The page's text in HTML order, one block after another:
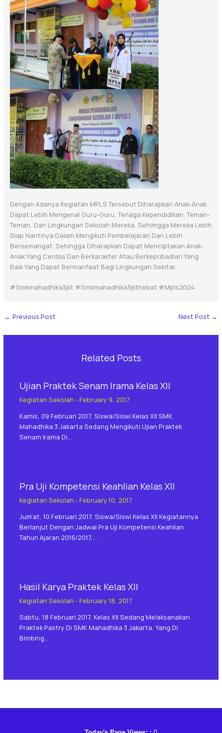
Dengan Adanya Kegiatan MPLS Tersebut Diharapkan Anak-Anak
Dapat Lebih Mengenal Guru-Guru, Tenaga Kependidikan, Teman-
Teman, Dan Lingkungan Sekolah Mereka, Sehimgga Mereka Lebih
Siap Nantinya Dalam Mengikuti Pembelajaran Dan Lebih
Bersemangat. Sehingga Diharapkan Dapat Menciptakan Anak-
Anak Yang Cerdas Dan Berkarakter Atau Berkepribadian Yang
Baik Yang Dapat Bermanfaat Bagi Lingkungan Sekitar.
#smkmahadhika3jkt #smkmahadhika3jkthebat #mpls2024
← Previous Post Next Post →
Related Posts
Ujian Praktek Senam Irama Kelas XII
Kegiatan Sekolah - February 9, 2017
Kamis, 09 Februari 2017, Siswa/siswi Kelas XII SMK
Mahadhika 3 Jakarta Sedang Mengikuti Ujian Praktek
Senam Irama Di…
Pra Uji Kompetensi Keahlian Kelas XII
Kegiatan Sekolah - February 10, 2017
Jum’at, 10 Februari 2017, Siswa/siswi Kelas XII Kegiatannya
Berlanjut Dengan Jadwal Pra Uji Kompetensi Keahlian
Tahun Ajaran 2016/2017,…
Hasil Karya Praktek Kelas XII
Kegiatan Sekolah - February 18, 2017
Sabtu, 18 Februari 2017, Kelas XII Sedang Melaksanakan
Praktek Pastry Di SMK Mahadhika 3 Jakarta, Yang Di
Bimbing…